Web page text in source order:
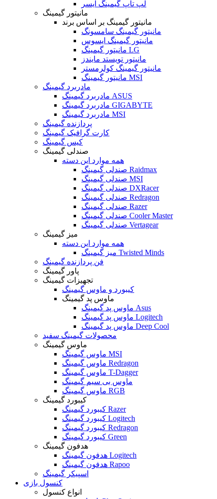
لپ تاپ گیمینگ ایسر
مانیتور گیمینگ
مانیتور گیمینگ بر اساس برند
مانیتور گیمینگ سامسونگ
مانیتور گیمینگ ایسوس
مانیتور گیمینگ LG
مانیتور تویستد مایندز
مانیتور گیمینگ کولرمستر
مانیتور گیمینگ MSI
مادربرد گیمینگ
مادربرد گیمینگ ASUS
مادربرد گیمینگ GIGABYTE
مادربرد گیمینگ MSI
پردازنده گیمینگ
کارت گرافیک گیمینگ
کیس گیمینگ
صندلی گیمینگ
همه موارد این دسته
صندلی گیمینگ Raidmax
صندلی گیمینگ MSI
صندلی گیمینگ DXRacer
صندلی گیمینگ Redragon
صندلی گیمینگ Razer
صندلی گیمینگ Cooler Master
صندلی گیمینگ Vertagear
میز گیمینگ
همه موارد این دسته
میز گیمینگ Twisted Minds
فن پردازنده گیمینگ
پاور گیمینگ
تجهیزات گیمینگ
کیبورد و ماوس گیمینگ
ماوس پد گیمینگ
ماوس پد گیمینگ Asus
ماوس پد گیمینگ Logitech
ماوس پد گیمینگ Deep Cool
محصولات گیمینگ سفید
ماوس گیمینگ
ماوس گیمینگ MSI
ماوس گیمینگ Redragon
ماوس گیمینگ T-Dagger
ماوس بی سیم گیمینگ
ماوس گیمینگ RGB
کیبورد گیمینگ
کیبورد گیمینگ Razer
کیبورد گیمینگ Logitech
کیبورد گیمینگ Redragon
کیبورد گیمینگ Green
هدفون گیمینگ
هدفون گیمینگ Logitech
هدفون گیمینگ Rapoo
اسپیکر گیمینگ
کنسول بازی
انواع کنسول